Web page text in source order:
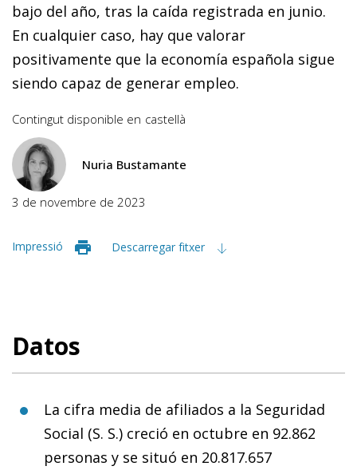
bajo del año, tras la caída registrada en junio.
En cualquier caso, hay que valorar
positivamente que la economía española sigue
siendo capaz de generar empleo.
Contingut disponible en castellà
Nuria Bustamante
3 de novembre de 2023
Impressió Descarregar fitxer
Datos
La cifra media de afiliados a la Seguridad
Social (S. S.) creció en octubre en 92.862
personas y se situó en 20.817.657